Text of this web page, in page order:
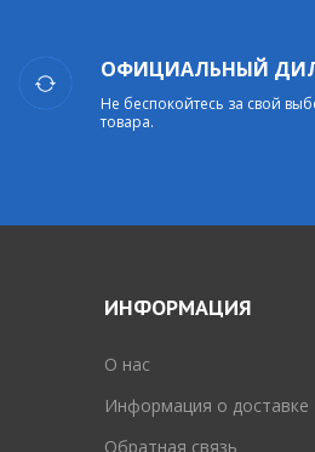
ОФИЦИАЛЬНЫЙ
Не беспокойтесь за свой
товара.
ИНФОРМАЦИЯ
O нас
Информация о доставке
Обратная связь